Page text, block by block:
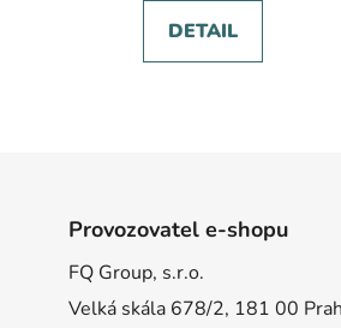
DETAIL
Provozovatel e-shopu
FQ Group, s.r.o.
Velká skála 678/2, 181 00